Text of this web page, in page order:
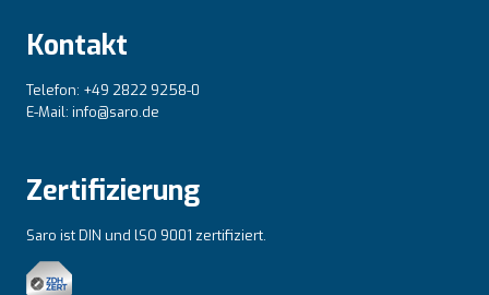
Kontakt
Telefon: +49 2822 9258-0
E-Mail: info@saro.de
Zertifizierung
Saro ist DIN und lSO 9001 zertifiziert.